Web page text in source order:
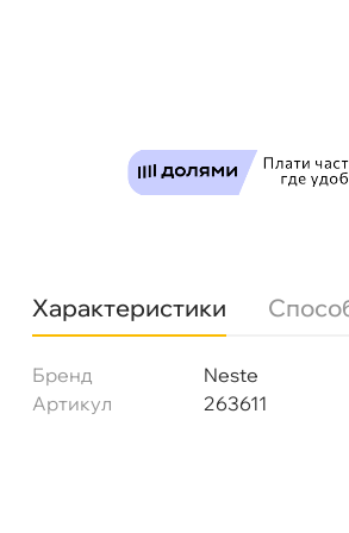
Характеристики
Бренд
Neste
Артикул
263611
Бесплатная
ул. Салова, д. 30
Пн-Пт 09.30 - 19.00Сб-Вс